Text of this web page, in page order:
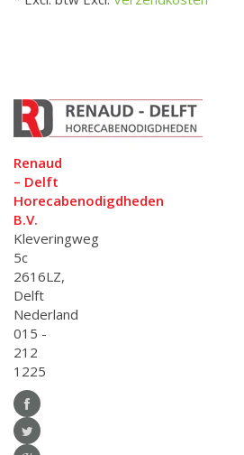
Renaud
– Delft
Horecabenodigdheden
B.V.
Kleveringweg
5c
2616LZ,
Delft
Nederland
015 -
212
1225